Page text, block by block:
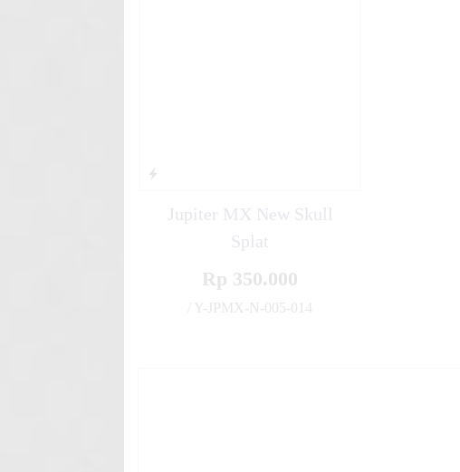
Jupiter MX New Skull
Splat
Rp 350.000
/ Y-JPMX-N-005-014